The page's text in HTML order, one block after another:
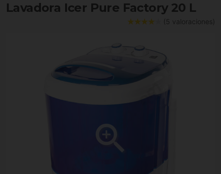
Lavadora Icer Pure Factory 20 L
(5 valoraciones)